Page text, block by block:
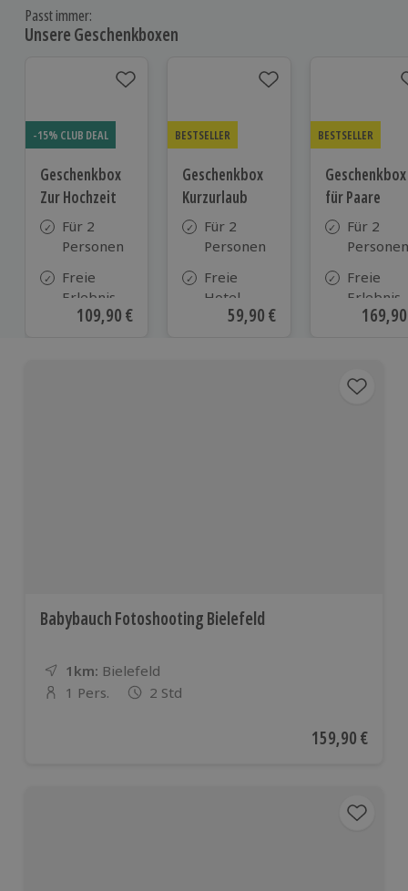
Passt immer:
Unsere Geschenkboxen
-15% CLUB DEAL
Geschenkbox
Zur Hochzeit
Für 2
Personen
Freie
Erlebnis-
Auswahl
Aktueller Preis
109,90 €
BESTSELLER
Geschenkbox
Kurzurlaub
Für 2
Personen
Freie
Hotel-
Auswahl
Aktueller Preis
59,90 €
BESTSELLER
Geschenkbox
für Paare
Für 2
Personen
Freie
Erlebnis-
Auswahl
Babybauch Fotoshooting Bielefeld
1km: Entfernung
Standort
Bielefeld
Anzahl der Teilnehmer
1 Pers. 2 Std
Aktueller Preis
159,90 €